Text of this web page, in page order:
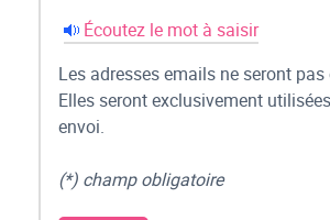
Écoutez le mot à saisir
Les adresses emails ne seront pas
Elles seront exclusivement
envoi.
(*) champ obligatoire